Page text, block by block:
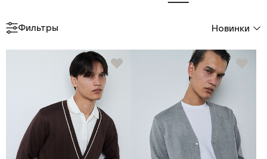
Фильтры Новинки